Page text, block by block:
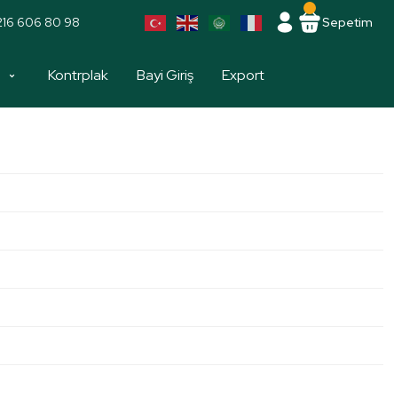
606 80 98 Sepetim
Kontrplak Bayi Giriş Export